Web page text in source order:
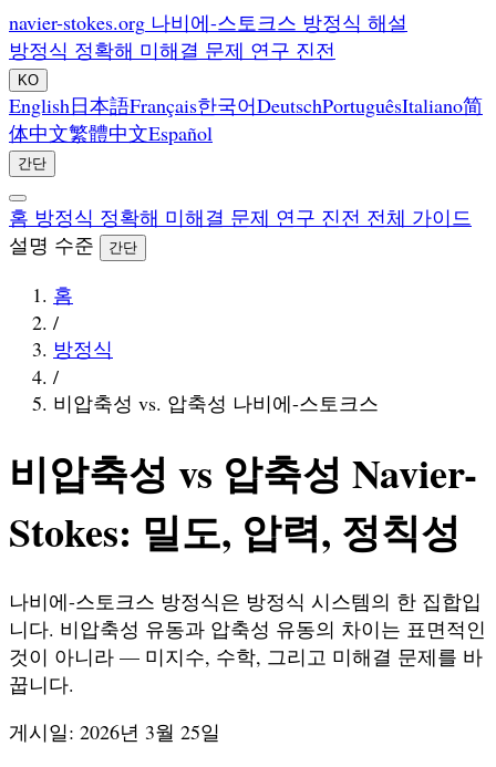
navier-stokes.org 나비에-스토크스 방정식 해설
방정식 정확해 미해결 문제 연구 진전
KO
English日本語Français한국어DeutschPortuguêsItaliano简
体中文繁體中文Español
간단
홈 방정식 정확해 미해결 문제 연구 진전 전체 가이드
설명 수준
간단
홈
/
방정식
/
비압축성 vs. 압축성 나비에-스토크스
비압축성 vs 압축성 Navier-
Stokes: 밀도, 압력, 정칙성
나비에-스토크스 방정식은 방정식 시스템의 한 집합입
니다. 비압축성 유동과 압축성 유동의 차이는 표면적인
것이 아니라 — 미지수, 수학, 그리고 미해결 문제를 바
꿉니다.
게시일: 2026년 3월 25일